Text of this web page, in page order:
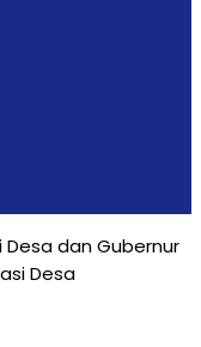
Desa dan Gubernur
Desa